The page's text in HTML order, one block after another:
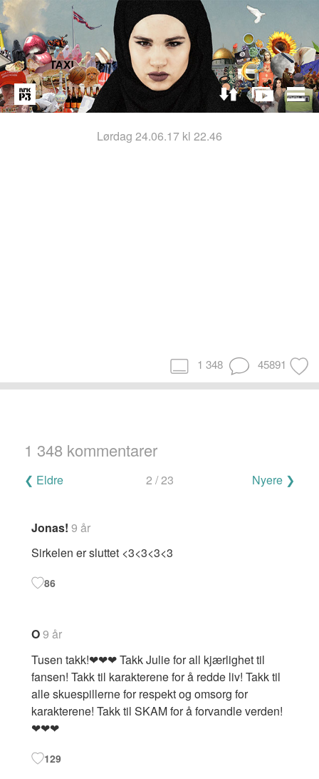
lørdag 24.06.17 kl 22.46
1 348 45891
1 348 kommentarer
Navigering
kommentarer
❮ Eldre 2 / 23 Nyere ❯
Jonas! 9 år
Sirkelen er sluttet <3<3<3<3
86
O9 år
Tusen takk!❤❤❤ Takk Julie for all kjærlighet til
fansen! Takk til karakterene for å redde liv! Takk til
alle skuespillerne for respekt og omsorg for
karakterene! Takk til SKAM for å forvandle verden!
❤❤❤
129